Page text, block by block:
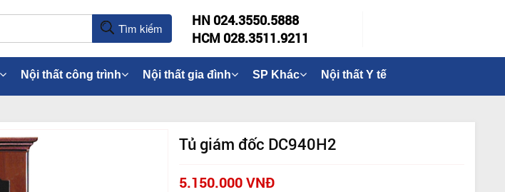
Tìm kiếm
HN 024.3550.5888
HCM 028.3511.9211
Nội thất công trình Nội thất gia đình SP Khác Nội thất Y tế
Tủ giám đốc DC940H2
5.150.000 VNĐ